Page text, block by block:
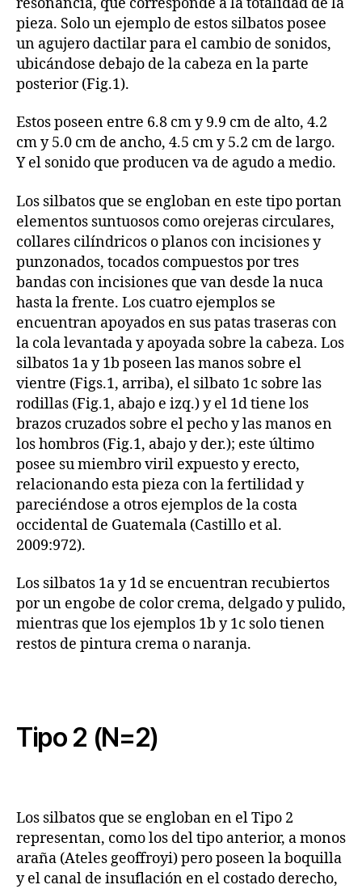
pieza. Solo un ejemplo de estos silbatos posee
un agujero dactilar para el cambio de sonidos,
ubicándose debajo de la cabeza en la parte
posterior (Fig.1).
Estos poseen entre 6.8 cm y 9.9 cm de alto, 4.2
cm y 5.0 cm de ancho, 4.5 cm y 5.2 cm de largo.
Y el sonido que producen va de agudo a medio.
Los silbatos que se engloban en este tipo portan
elementos suntuosos como orejeras circulares,
collares cilíndricos o planos con incisiones y
punzonados, tocados compuestos por tres
bandas con incisiones que van desde la nuca
hasta la frente. Los cuatro ejemplos se
encuentran apoyados en sus patas traseras con
la cola levantada y apoyada sobre la cabeza. Los
silbatos 1a y 1b poseen las manos sobre el
vientre (Figs.1, arriba), el silbato 1c sobre las
rodillas (Fig.1, abajo e izq.) y el 1d tiene los
brazos cruzados sobre el pecho y las manos en
los hombros (Fig.1, abajo y der.); este último
posee su miembro viril expuesto y erecto,
relacionando esta pieza con la fertilidad y
pareciéndose a otros ejemplos de la costa
occidental de Guatemala (Castillo et al.
2009:972).
Los silbatos 1a y 1d se encuentran recubiertos
por un engobe de color crema, delgado y pulido,
mientras que los ejemplos 1b y 1c solo tienen
restos de pintura crema o naranja.
Tipo 2 (N=2)
Los silbatos que se engloban en el Tipo 2
representan, como los del tipo anterior, a monos
araña (Ateles geoffroyi) pero poseen la boquilla
y el canal de insuflación en el costado derecho,